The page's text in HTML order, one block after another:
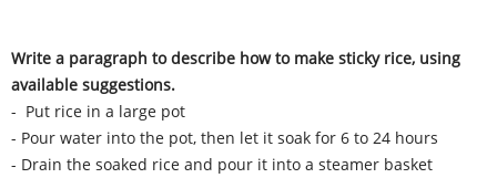
Write a paragraph to describe how to make sticky rice, using
available suggestions.
- Put rice in a large pot
- Pour water into the pot, then let it soak for 6 to 24 hours
- Drain the soaked rice and pour it into a steamer basket